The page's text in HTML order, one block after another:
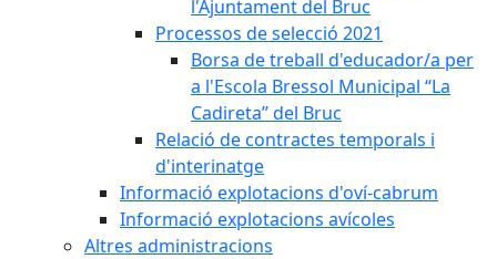
l'Ajuntament del Bruc
Processos de selecció 2021
Borsa de treball d'educador/a per
a l'Escola Bressol Municipal “La
Cadireta” del Bruc
Relació de contractes temporals i
d'interinatge
Informació explotacions d'oví-cabrum
Informació explotacions avícoles
Altres administracions